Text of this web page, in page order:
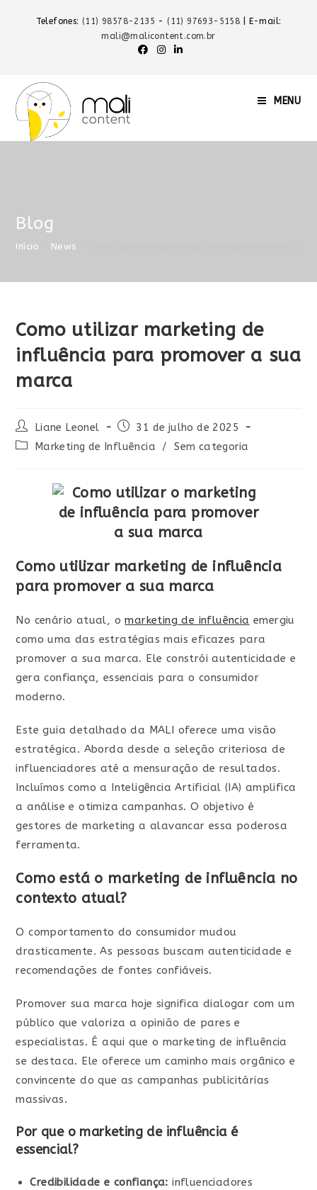
Telefones: (11) 98578-2135 - (11) 97693-5158
| E-mail:
mali@malicontent.com.br
MENU
Blog
Início News
Como utilizar marketing de
influência para promover a sua
marca
Liane Leonel
31 de julho de 2025
Marketing de Influência
/ Sem categoria
Como utilizar marketing de influência
para promover a sua marca
No cenário atual, omarketing de influência emergiu
como uma das estratégias mais eficazes para
promover a sua marca. Ele constrói autenticidade e
gera confiança, essenciais para o consumidor
moderno.
Este guia detalhado da MALI oferece uma visão
estratégica. Aborda desde a seleção criteriosa de
influenciadores até a mensuração de resultados.
Incluímos como a Inteligência Artificial (IA) amplifica
a análise e otimiza campanhas. O objetivo é
gestores de marketing a alavancar essa poderosa
ferramenta.
Como está o marketing de influência no
contexto atual?
O comportamento do consumidor mudou
drasticamente. As pessoas buscam autenticidade e
recomendações de fontes confiáveis.
Promover sua marca hoje significa dialogar com um
público que valoriza a opinião de pares e
especialistas. É aqui que o marketing de influência
se destaca. Ele oferece um caminho mais orgânico e
convincente do que as campanhas publicitárias
massivas.
Por que o marketing de influência é
essencial?
Credibilidade e confiança: influenciadores